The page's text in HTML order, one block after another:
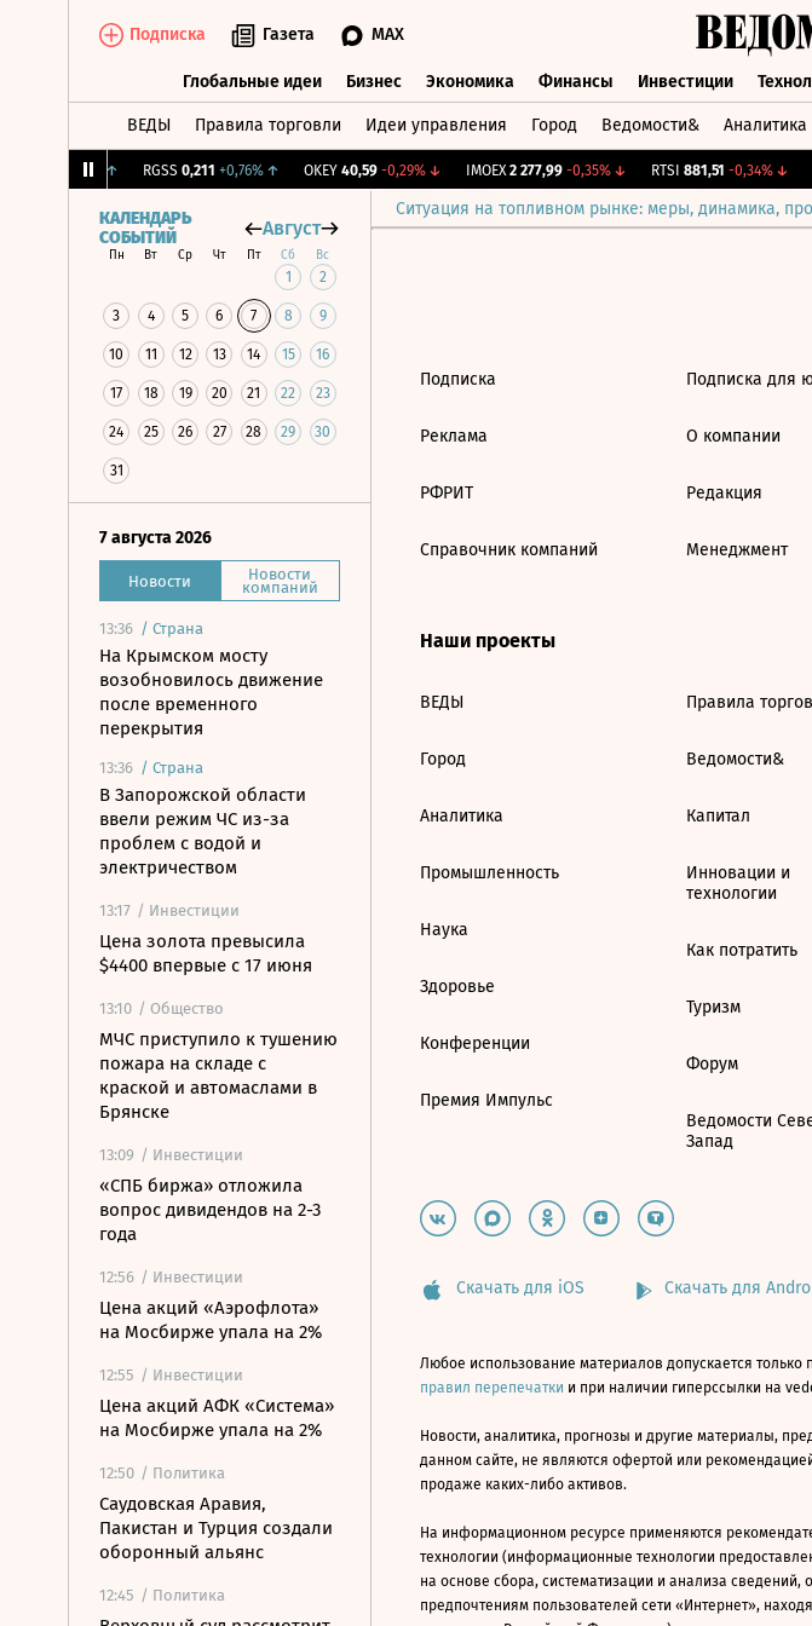
Подписка Газета MAX
Глобальные идеи Бизнес Экономика Финансы Инвестиции
ВЕДЫ Правила торговли Идеи управления Город Ведомости& Аналитика
↑ RGSS 0,211 +0,76%↑ OKEY 40,59 -0,29%↓ IMOEX 2 277,99 -0,35%↓ RTSI 881,51 -0,34%↓
Ситуация на топливном рынке: меры, динамика,
КАЛЕНДАРЬ
СОБЫТИЙ
Август
Пн Вт Ср Чт Пт Сб Вс
1 2
3 4 5 6 7 8 9
10 11 12 13 14 15 16
17 18 19 20 21 22 23
24 25 26 27 28 29 30
31
7 августа 2026
Новости Новости
компаний
13:36 / Страна
На Крымском мосту
возобновилось движение
после временного
перекрытия
13:36 / Страна
В Запорожской области
ввели режим ЧС из-за
проблем с водой и
электричеством
13:17 / Инвестиции
Цена золота превысила
$4400 впервые с 17 июня
13:10 / Общество
МЧС приступило к тушению
пожара на складе с
краской и автомаслами в
Брянске
13:09 / Инвестиции
«СПБ биржа» отложила
вопрос дивидендов на 2-3
года
12:56 / Инвестиции
Цена акций «Аэрофлота»
на Мосбирже упала на 2%
12:55 / Инвестиции
Цена акций АФК «Система»
на Мосбирже упала на 2%
12:50 / Политика
Саудовская Аравия,
Пакистан и Турция создали
оборонный альянс
12:45 / Политика
Подписка
Реклама
РФРИТ
Справочник компаний
Подписка для
О компании
Редакция
Менеджмент
Наши проекты
ВЕДЫ
Город
Аналитика
Промышленность
Наука
Здоровье
Конференции
Премия Импульс
Правила
Ведомости&
Капитал
Инновации и
технологии
Как потратить
Туризм
Форум
Ведомости
Запад
Скачать для iOS Скачать для
Любое использование материалов допускается только
правил перепечатки и при наличии гиперссылки на
Новости, аналитика, прогнозы и другие материалы,
данном сайте, не являются офертой или
продаже каких-либо активов.
На информационном ресурсе применяются
технологии (информационные технологии
на основе сбора, систематизации и анализа сведений,
предпочтениям пользователей сети «Интернет»,